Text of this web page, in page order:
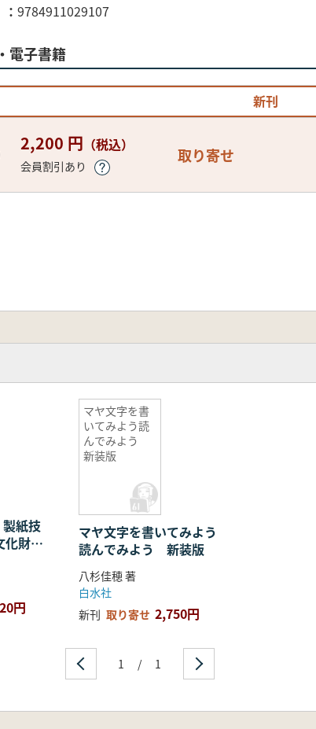
9784911029107
電子書籍
新刊
2,200 円 （税込）
会員割引あり
取り寄せ
紙技
化財修
円
マヤ文字を書
いてみよう読
んでみよう
新装版
マヤ文字を書いてみよう
読んでみよう 新装版
八杉佳穂 著
白水社
新刊 取り寄せ 2,750円
1 / 1